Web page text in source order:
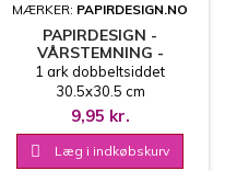
MÆRKER: PAPIRDESIGN.NO
PAPIRDESIGN -
VÅRSTEMNING -
PÅSKEKYLLINGER -
PD1900025
1 ark dobbeltsiddet
30.5x30.5 cm
9,95 kr.
 Læg i indkøbskurv